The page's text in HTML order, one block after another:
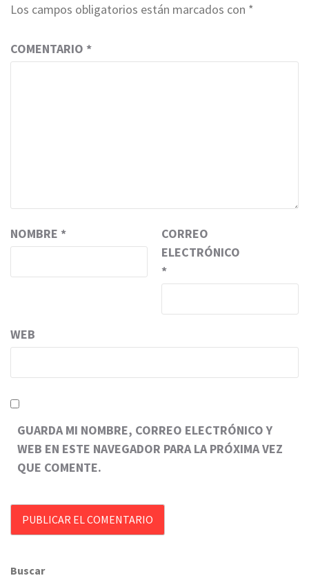
Los campos obligatorios están marcados con *
COMENTARIO *
NOMBRE *
CORREO
ELECTRÓNICO
*
WEB
GUARDA MI NOMBRE, CORREO ELECTRÓNICO Y
WEB EN ESTE NAVEGADOR PARA LA PRÓXIMA VEZ
QUE COMENTE.
Buscar